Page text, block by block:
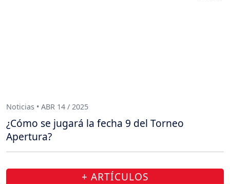
Noticias • ABR 14 / 2025
¿Cómo se jugará la fecha 9 del Torneo
Apertura?
+ ARTÍCULOS